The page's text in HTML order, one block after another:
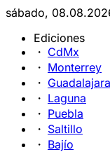
sábado,
Ediciones
CdMx
Monterrey
Guadalajara
Laguna
Puebla
Saltillo
Bajío